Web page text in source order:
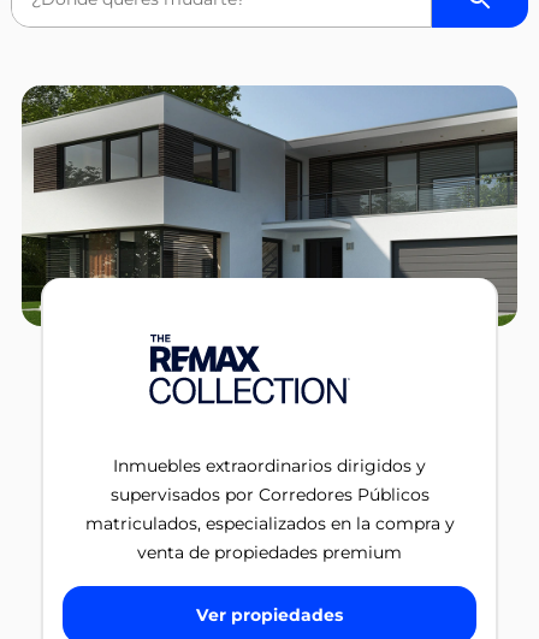
Inmuebles extraordinarios dirigidos y
supervisados por Corredores Públicos
matriculados, especializados en la compra y
venta de propiedades premium
Ver propiedades